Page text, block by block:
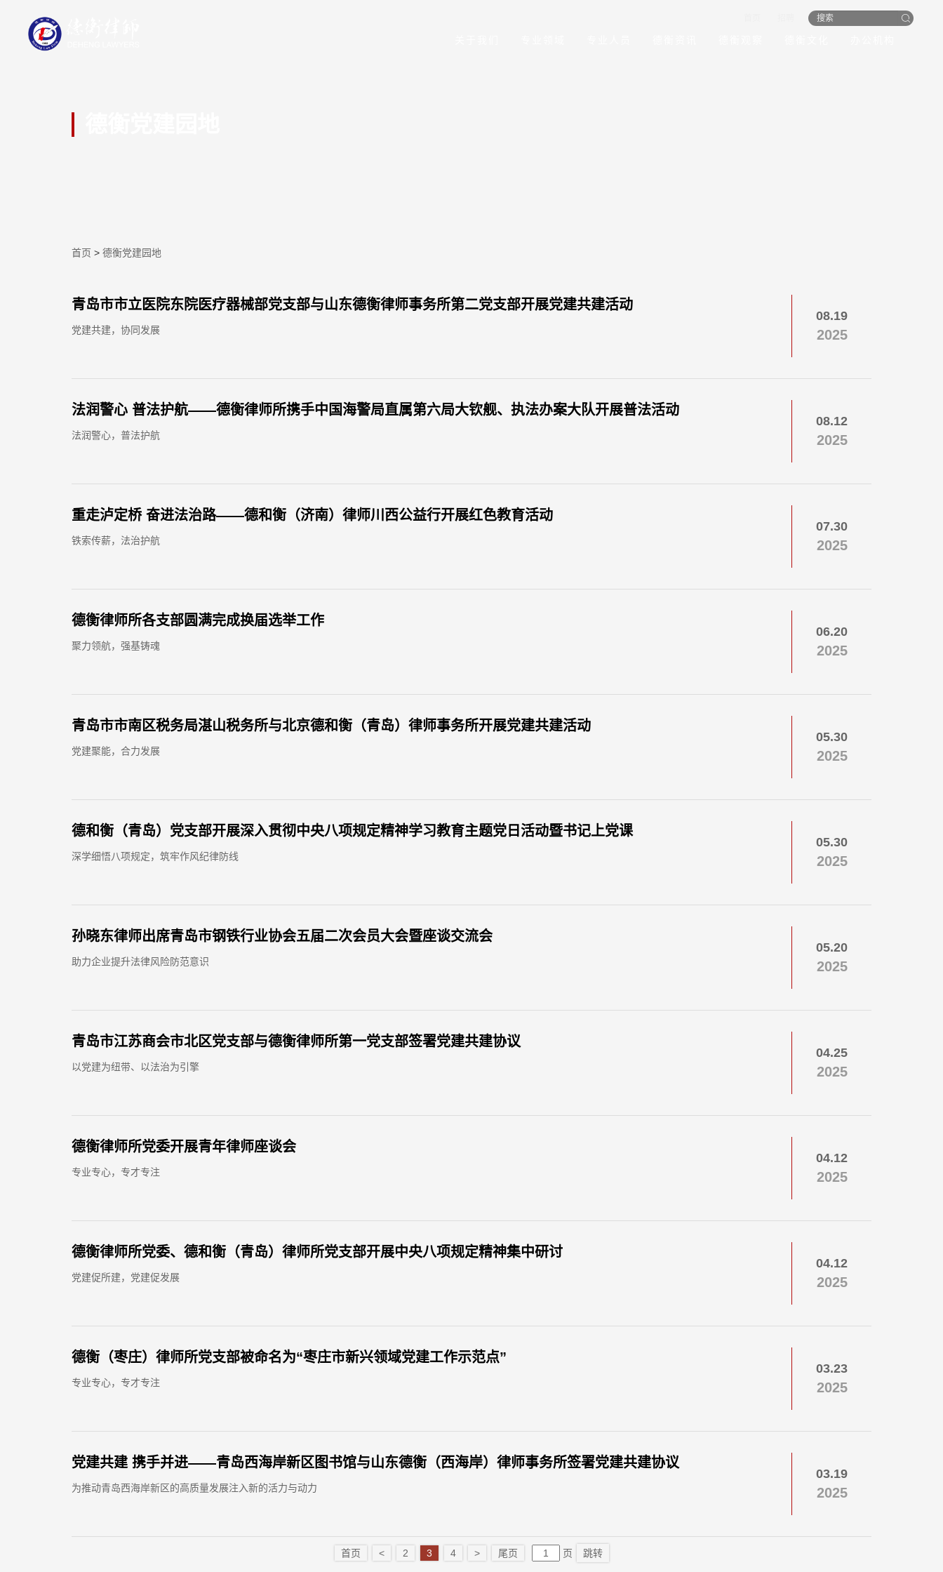
首页 > 德衡党建园地
青岛市市立医院东院医疗器械部党支部与山东德衡律师事务所第二党支部开展党建共建活动
党建共建，协同发展
08.19
2025
法润警心 普法护航——德衡律师所携手中国海警局直属第六局大钦舰、执法办案大队开展普法活动
法润警心，普法护航
08.12
2025
重走泸定桥 奋进法治路——德和衡（济南）律师川西公益行开展红色教育活动
铁索传薪，法治护航
07.30
2025
德衡律师所各支部圆满完成换届选举工作
聚力领航，强基铸魂
06.20
2025
青岛市市南区税务局湛山税务所与北京德和衡（青岛）律师事务所开展党建共建活动
党建聚能，合力发展
05.30
2025
德和衡（青岛）党支部开展深入贯彻中央八项规定精神学习教育主题党日活动暨书记上党课
深学细悟八项规定，筑牢作风纪律防线
05.30
2025
孙晓东律师出席青岛市钢铁行业协会五届二次会员大会暨座谈交流会
助力企业提升法律风险防范意识
05.20
2025
青岛市江苏商会市北区党支部与德衡律师所第一党支部签署党建共建协议
以党建为纽带、以法治为引擎
04.25
2025
德衡律师所党委开展青年律师座谈会
专业专心，专才专注
04.12
2025
德衡律师所党委、德和衡（青岛）律师所党支部开展中央八项规定精神集中研讨
党建促所建，党建促发展
04.12
2025
德衡（枣庄）律师所党支部被命名为“枣庄市新兴领域党建工作示范点”
专业专心，专才专注
03.23
2025
党建共建 携手并进——青岛西海岸新区图书馆与山东德衡（西海岸）律师事务所签署党建共建协议
为推动青岛西海岸新区的高质量发展注入新的活力与动力
03.19
2025
首页 < 2 3 4 > 尾页 页 跳转